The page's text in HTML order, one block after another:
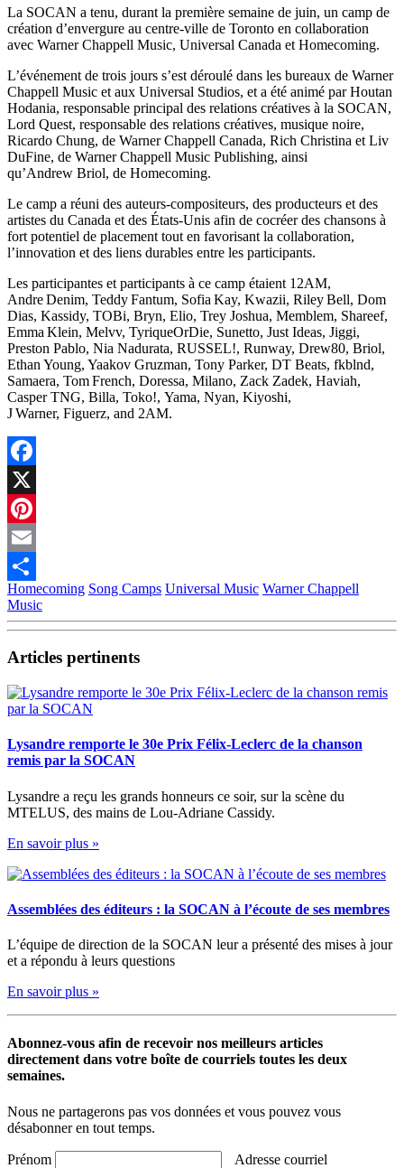
La SOCAN a tenu, durant la première semaine de juin, un camp de
création d’envergure au centre-ville de Toronto en collaboration
avec Warner Chappell Music, Universal Canada et Homecoming.
L’événement de trois jours s’est déroulé dans les bureaux de Warner
Chappell Music et aux Universal Studios, et a été animé par Houtan
Hodania, responsable principal des relations créatives à la SOCAN,
Lord Quest, responsable des relations créatives, musique noire,
Ricardo Chung, de Warner Chappell Canada, Rich Christina et Liv
DuFine, de Warner Chappell Music Publishing, ainsi
qu’Andrew Briol, de Homecoming.
Le camp a réuni des auteurs-compositeurs, des producteurs et des
artistes du Canada et des États-Unis afin de cocréer des chansons à
fort potentiel de placement tout en favorisant la collaboration,
l’innovation et des liens durables entre les participants.
Les participantes et participants à ce camp étaient 12AM,
Andre Denim, Teddy Fantum, Sofia Kay, Kwazii, Riley Bell, Dom
Dias, Kassidy, TOBi, Bryn, Elio, Trey Joshua, Memblem, Shareef,
Emma Klein, Melvv, TyriqueOrDie, Sunetto, Just Ideas, Jiggi,
Preston Pablo, Nia Nadurata, RUSSEL!, Runway, Drew80, Briol,
Ethan Young, Yaakov Gruzman, Tony Parker, DT Beats, fkblnd,
Samaera, Tom French, Doressa, Milano, Zack Zadek, Haviah,
Casper TNG, Billa, Toko!, Yama, Nyan, Kiyoshi,
J Warner, Figuerz, and 2AM.
Facebook
X
Pinterest
Email
Partager
Homecoming Song Camps Universal Music Warner Chappell
Music
Articles pertinents
Lysandre remporte le 30e Prix Félix-Leclerc de la chanson
remis par la SOCAN
Lysandre a reçu les grands honneurs ce soir, sur la scène du
MTELUS, des mains de Lou-Adriane Cassidy.
En savoir plus »
Assemblées des éditeurs : la SOCAN à l’écoute de ses membres
L’équipe de direction de la SOCAN leur a présenté des mises à jour
et a répondu à leurs questions
En savoir plus »
Abonnez-vous afin de recevoir nos meilleurs articles
directement dans votre boîte de courriels toutes les deux
semaines.
Nous ne partagerons pas vos données et vous pouvez vous
désabonner en tout temps.
Prénom Adresse courriel